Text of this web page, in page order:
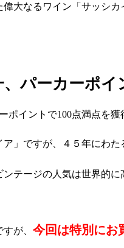
大なるワイン「サッシ
パーカーポ
ポイントで100点満点を
」ですが、４５年にわた
テージの人気は世界的に
が、 今回は特別にお